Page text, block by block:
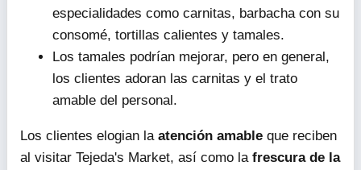
especialidades como carnitas, barbacha con su
consomé, tortillas calientes y tamales.
Los tamales podrían mejorar, pero en general,
los clientes adoran las carnitas y el trato
amable del personal.
Los clientes elogian la atención amable que reciben
al visitar Tejeda's Market, así como la frescura de la